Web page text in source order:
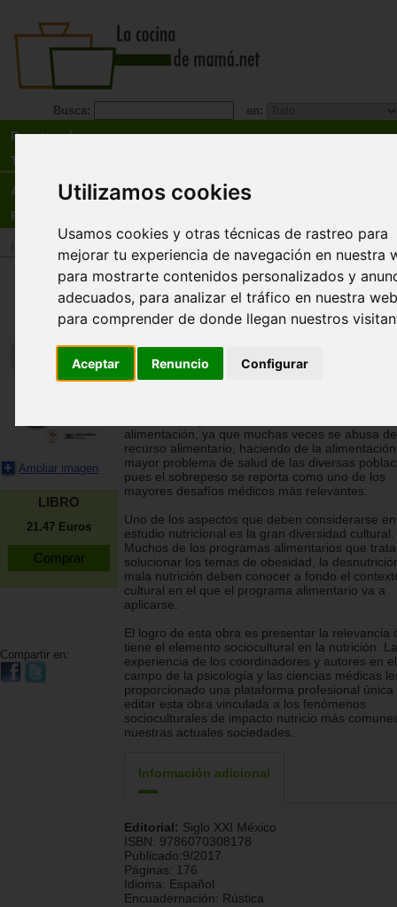
Utilizamos cookies
Usamos cookies y otras técnicas de rastreo para
mejorar tu experiencia de navegación en nuestra
para mostrarte contenidos personalizados y
adecuados, para analizar el tráfico en nuestra
para comprender de donde llegan nuestros
Aceptar Renuncio Configurar
Busca: en:
Recetas
Tienda
Actualidad
Registro
Tienda Libros Temas relacionados Nutrición
Ampliar imagen
LIBRO
21.47 Euros
Compartir en:
La alimentación aspectos
psicosociales
Thompson Chagoyán
Si bien el derecho a la alimentación de los
alimentación, ya que muchas veces se abusa
recurso alimentario, haciendo de la
mayor problema de salud de las diversas
pues el sobrepeso se reporta como uno de los
mayores desafíos médicos más relevantes.
Uno de los aspectos que deben considerarse
estudio nutricional es la gran diversidad cultural.
Muchos de los programas alimentarios que
solucionar los temas de obesidad, la
mala nutrición deben conocer a fondo el
cultural en el que el programa alimentario va a
aplicarse.
El logro de esta obra es presentar la relevancia
tiene el elemento sociocultural en la nutrición.
experiencia de los coordinadores y autores en el
campo de la psicología y las ciencias médicas
proporcionado una plataforma profesional única
editar esta obra vinculada a los fenómenos
socioculturales de impacto nutricio más
nuestras actuales sociedades.
Información adicional
Editorial: Siglo XXI México
ISBN: 9786070308178
Publicado:9/2017
Páginas: 176
Idioma: Español
Encuadernación: Rústica